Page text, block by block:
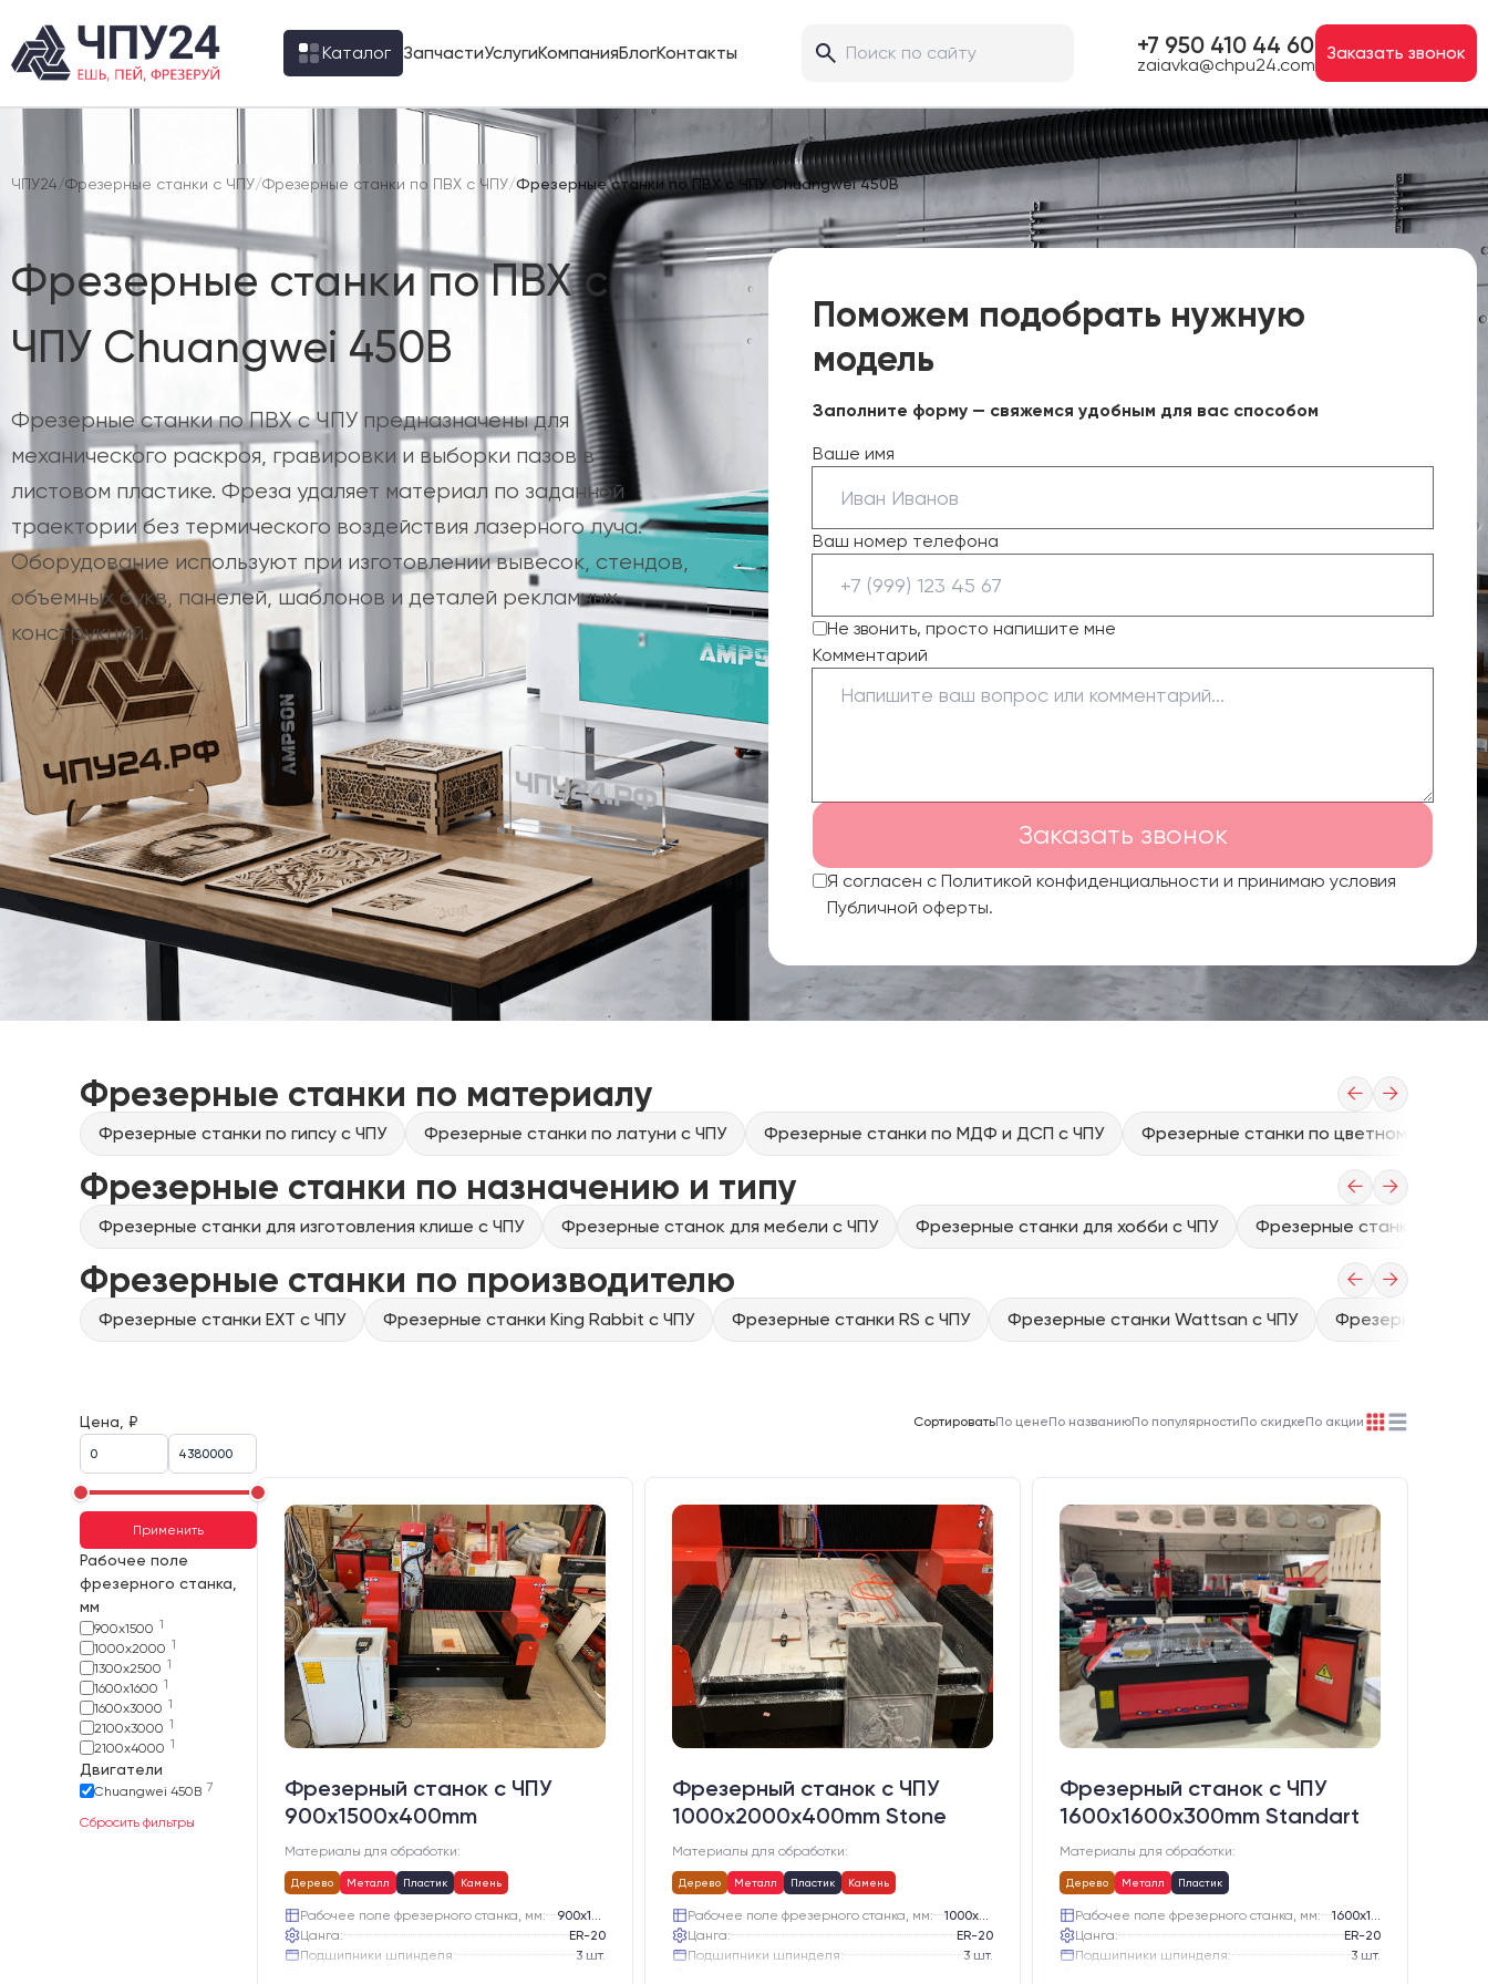
Каталог ЗапчастиУслугиКомпанияБлогКонтакты +7 950 410 44 60
zaiavka@chpu24.com
Заказать звонок
ЧПУ24/Фрезерные станки с ЧПУ/Фрезерные станки по ПВХ с ЧПУ/Фрезерные станки по ПВХ с ЧПУ Chuangwei 450B
Фрезерные станки по ПВХ с
ЧПУ Chuangwei 450B
Фрезерные станки по ПВХ с ЧПУ предназначены для
механического раскроя, гравировки и выборки пазов в
листовом пластике. Фреза удаляет материал по заданной
траектории без термического воздействия лазерного луча.
Оборудование используют при изготовлении вывесок, стендов,
объемных букв, панелей, шаблонов и деталей рекламных
конструкций.
Поможем подобрать нужную
модель
Заполните форму — свяжемся удобным для вас способом
Ваше имя
Ваш номер телефона
Не звонить, просто напишите мне
Комментарий
Заказать звонок
Я согласен с Политикой конфиденциальности и принимаю условия
Публичной оферты.
Фрезерные станки по материалу ← →
Фрезерные станки по гипсу с ЧПУ Фрезерные станки по латуни с ЧПУ Фрезерные станки по МДФ и ДСП с ЧПУ Фрезерные станки по цветному
Фрезерные станки по назначению и типу ← →
Фрезерные станки для изготовления клише с ЧПУ Фрезерные станок для мебели с ЧПУ Фрезерные станки для хобби с ЧПУ Фрезерные станки 3d с
Фрезерные станки по производителю ← →
Фрезерные станки EXT с ЧПУ Фрезерные станки King Rabbit с ЧПУ Фрезерные станки RS с ЧПУ Фрезерные станки Wattsan с ЧПУ Фрезерные
Цена, ₽
Применить
Рабочее поле
фрезерного станка,
мм
900х1500 1
1000х2000 1
1300х2500 1
1600х1600 1
1600х3000 1
2100х3000 1
2100х4000 1
Двигатели
Chuangwei 450B 7
Сбросить фильтры
СортироватьПо ценеПо названиюПо популярностиПо скидкеПо акции
Фрезерный станок с ЧПУ
900x1500x400mm
Материалы для обработки:
Дерево Металл Пластик Камень
Рабочее поле фрезерного станка, мм:
Цанга:
ER-20
Подшипники шпинделя:
3 шт.
Фрезерный станок с ЧПУ
1000x2000х400mm Stone
Материалы для обработки:
Дерево Металл Пластик Камень
Рабочее поле фрезерного станка, мм:
Цанга:
ER-20
Подшипники шпинделя:
3 шт.
Фрезерный станок с ЧПУ
1600x1600x300mm Standart
Материалы для обработки:
Дерево Металл Пластик
Рабочее поле фрезерного станка, мм:
Цанга:
ER-20
Подшипники шпинделя:
3 шт.